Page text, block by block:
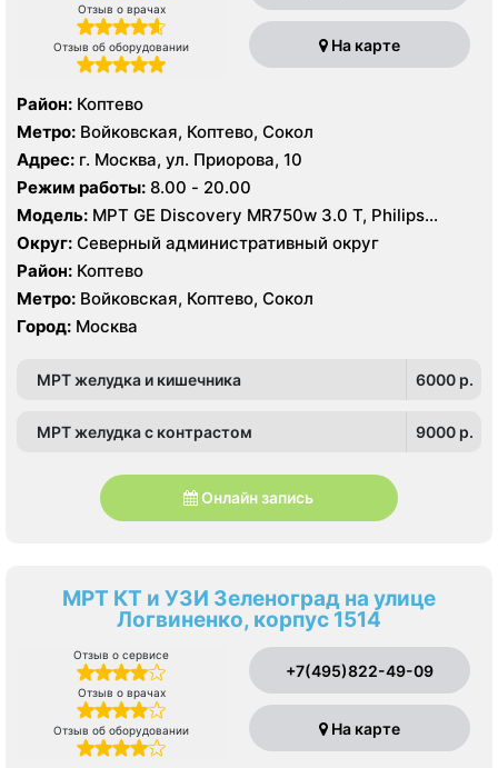
Отзыв о врачах
Отзыв об оборудовании На карте
Район: Коптево
Метро: Войковская, Коптево, Сокол
Адрес: г. Москва, ул. Приорова, 10
Режим работы: 8.00 - 20.00
Модель: МРТ GE Discovery MR750w 3.0 T, Philips
Ingenia 1.5 Т, GE Signa Ovation HDx 0.35T, КТ Philips
Ingenuity Elite 128 срезов, GE LightSpeed 64 среза,
Siemens SOMATOM Emotion 16 срезов
Округ: Северный административный округ
Район: Коптево
Метро: Войковская, Коптево, Сокол
Город: Москва
МРТ желудка и кишечника 6000 p.
МРТ желудка с контрастом 9000 p.
Онлайн запись
МРТ КТ и УЗИ Зеленоград на улице
Логвиненко, корпус 1514
Отзыв о сервисе
Отзыв о врачах
Отзыв об оборудовании
+7(495)822-49-09
На карте